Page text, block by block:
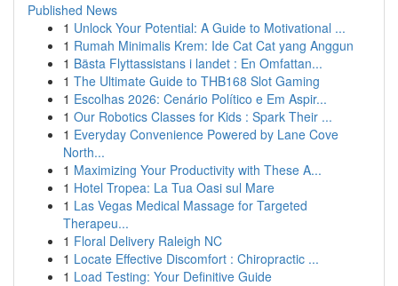
Published News
1 Unlock Your Potential: A Guide to Motivational ...
1 Rumah Minimalis Krem: Ide Cat Cat yang Anggun
1 Bästa Flyttassistans i landet : En Omfattan...
1 The Ultimate Guide to THB168 Slot Gaming
1 Escolhas 2026: Cenário Político e Em Aspir...
1 Our Robotics Classes for Kids : Spark Their ...
1 Everyday Convenience Powered by Lane Cove
North...
1 Maximizing Your Productivity with These A...
1 Hotel Tropea: La Tua Oasi sul Mare
1 Las Vegas Medical Massage for Targeted
Therapeu...
1 Floral Delivery Raleigh NC
1 Locate Effective Discomfort : Chiropractic ...
1 Load Testing: Your Definitive Guide